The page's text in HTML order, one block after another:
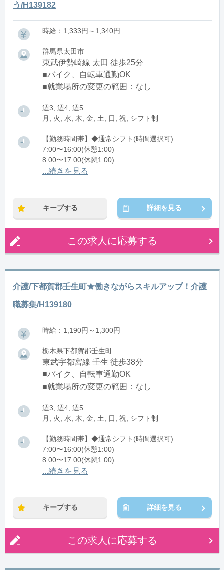
う/H139182
時給：1,333円～1,340円
群馬県太田市
東武伊勢崎線 太田 徒歩25分
■バイク、自転車通勤OK
■就業場所の変更の範囲：なし
週3, 週4, 週5
月, 火, 水, 木, 金, 土, 日, 祝, シフト制
【勤務時間帯】◆通常シフト(時間選択可)
7:00〜16:00(休憩1:00)
8:00〜17:00(休憩1:00)
12:00〜21:00(休憩1:00)
...続きを見る
キープする 詳細を見る
この求人に応募する
介護/下都賀郡壬生町★働きながらスキルアップ！介護
職募集/H139180
時給：1,190円～1,300円
栃木県下都賀郡壬生町
東武宇都宮線 壬生 徒歩38分
■バイク、自転車通勤OK
■就業場所の変更の範囲：なし
週3, 週4, 週5
月, 火, 水, 木, 金, 土, 日, 祝, シフト制
【勤務時間帯】◆通常シフト(時間選択可)
7:00〜16:00(休憩1:00)
8:00〜17:00(休憩1:00)
12:00〜21:00(休憩1:00)
...続きを見る
キープする 詳細を見る
この求人に応募する